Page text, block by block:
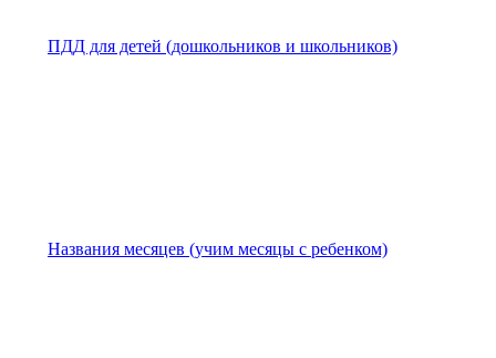
ПДД для детей (дошкольников и школьников)
Названия месяцев (учим месяцы с ребенком)